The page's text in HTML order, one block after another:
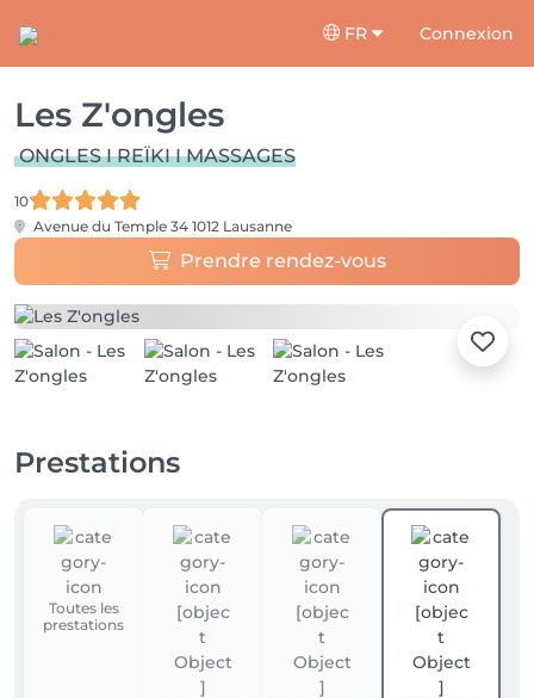
FR Connexion
Les Z'ongles
ONGLES I REÏKI I MASSAGES
10
Avenue du Temple 34 1012 Lausanne
Prendre rendez-vous
Prestations
Toutes les
prestations